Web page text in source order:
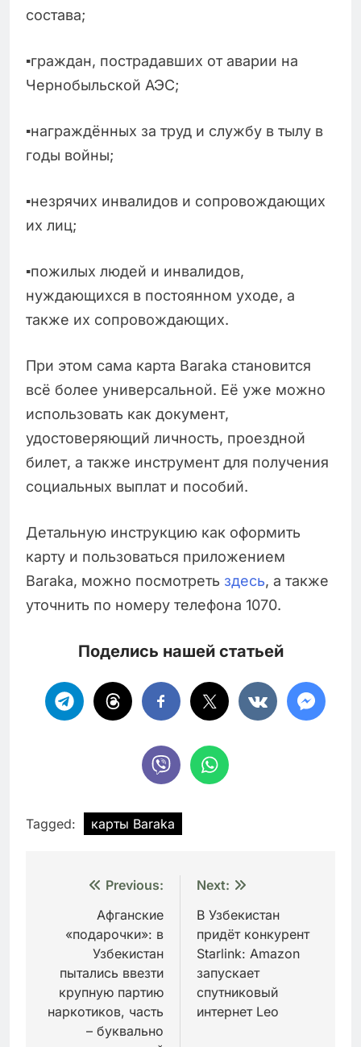
состава;
▪️граждан, пострадавших от аварии на
Чернобыльской АЭС;
▪️награждённых за труд и службу в тылу в
годы войны;
▪️незрячих инвалидов и сопровождающих
их лиц;
▪️пожилых людей и инвалидов,
нуждающихся в постоянном уходе, а
также их сопровождающих.
При этом сама карта Baraka становится
всё более универсальной. Её уже можно
использовать как документ,
удостоверяющий личность, проездной
билет, а также инструмент для получения
социальных выплат и пособий.
Детальную инструкцию как оформить
карту и пользоваться приложением
Baraka, можно посмотреть здесь, а также
уточнить по номеру телефона 1070.
Поделись нашей статьей
Tagged: карты Baraka
Навигация
записям
Previous:
Афганские
«подарочки»: в
Узбекистан
пытались ввезти
крупную партию
наркотиков, часть
– буквально
Next:
В Узбекистан
придёт конкурент
Starlink: Amazon
запускает
спутниковый
интернет Leo